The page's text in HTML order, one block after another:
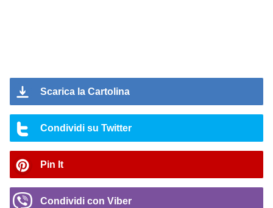
Scarica la Cartolina
Condividi su Twitter
Pin It
Condividi con Viber